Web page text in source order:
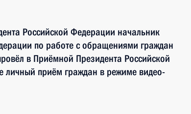
Российской Федерации начальник
по работе с обращениями граждан
в Приёмной Президента Российской
личный приём граждан в режиме видео-